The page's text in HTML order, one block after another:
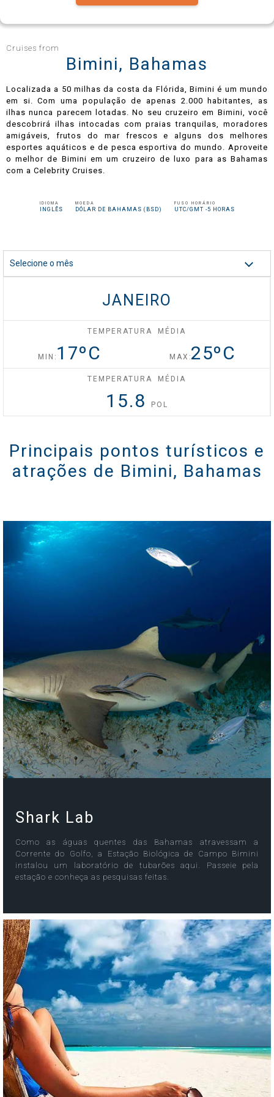
Infinity®
Millennium®
Reflection®
Roamer℠
Seeker℠
Silhouette®
Solstice®
Summit®
XCel℠
Wanderer℠
Cruises from
Bimini, Bahamas
Localizada a 50 milhas da costa da Flórida, Bimini é um mundo
em si. Com uma população de apenas 2.000 habitantes, as
ilhas nunca parecem lotadas. No seu cruzeiro em Bimini, você
descobrirá ilhas intocadas com praias tranquilas, moradores
amigáveis, frutos do mar frescos e alguns dos melhores
esportes aquáticos e de pesca esportiva do mundo. Aproveite
o melhor de Bimini em um cruzeiro de luxo para as Bahamas
com a Celebrity Cruises.
IDIOMA
INGLÊS
MOEDA
DÓLAR DE BAHAMAS (BSD)
FUSO HORÁRIO
UTC/GMT -5 HORAS
Selecione o mês
JANEIRO
TEMPERATURA MÉDIA
MIN: 17ºC MAX:25ºC
TEMPERATURA MÉDIA
15.8 POL
Principais pontos turísticos e
atrações de Bimini, Bahamas
Shark Lab
Como as águas quentes das Bahamas atravessam a
Corrente do Golfo, a Estação Biológica de Campo Bimini
instalou um laboratório de tubarões aqui. Passeie pela
estação e conheça as pesquisas feitas.